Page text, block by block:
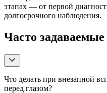
этапах — от первой
долгосрочного наблюдения.
Часто
Что делать при внезапной
перед глазом?